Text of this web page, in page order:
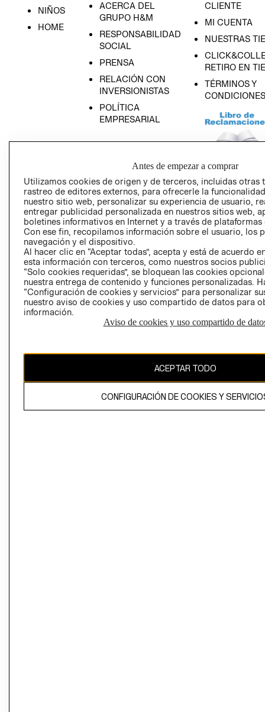
NIÑOS
HOME
ACERCA DEL
GRUPO H&M
RESPONSABILIDAD
SOCIAL
PRENSA
RELACIÓN CON
INVERSIONISTAS
POLÍTICA
EMPRESARIAL
CLIENTE
MI CUENTA
NUESTRAS
RETIRO EN
TÉRMINOS Y
CONDICIONES
AVISO DE
PRIVACIDAD
GIFT CARD
AVISO DE
Perú (S/)
Antes de empezar a comprar
Utilizamos cookies de origen y de terceros, incluidas otras
rastreo de editores externos, para ofrecerle la
nuestro sitio web, personalizar su experiencia de usuario,
entregar publicidad personalizada en nuestros sitios web,
boletines informativos en Internet y a través de plataformas
Con ese fin, recopilamos información sobre el usuario, los
navegación y el dispositivo.
Al hacer clic en “Aceptar todas”, acepta y está de acuerdo
esta información con terceros, como nuestros socios
“Solo cookies requeridas”, se bloquean las cookies
nuestra entrega de contenido y funciones personalizadas.
“Configuración de cookies y servicios” para personalizar
nuestro aviso de cookies y uso compartido de datos para
información.
Aviso de cookies y uso compartido de
ACEPTAR TODO
CONFIGURACIÓN DE COOKIES Y